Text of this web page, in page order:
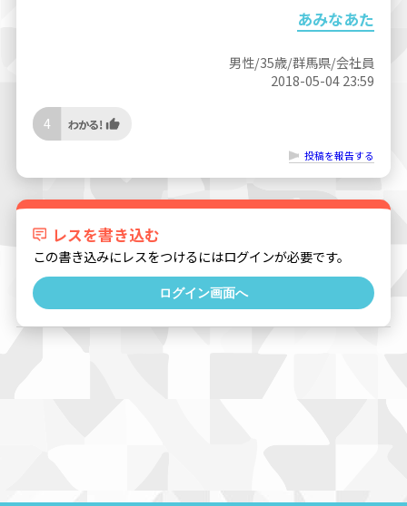
あみなあた
男性/35歳/群馬県/会社員
2018-05-04 23:59
4
投稿を報告する
レスを書き込む
この書き込みにレスをつけるにはログインが必要です。
ログイン画面へ